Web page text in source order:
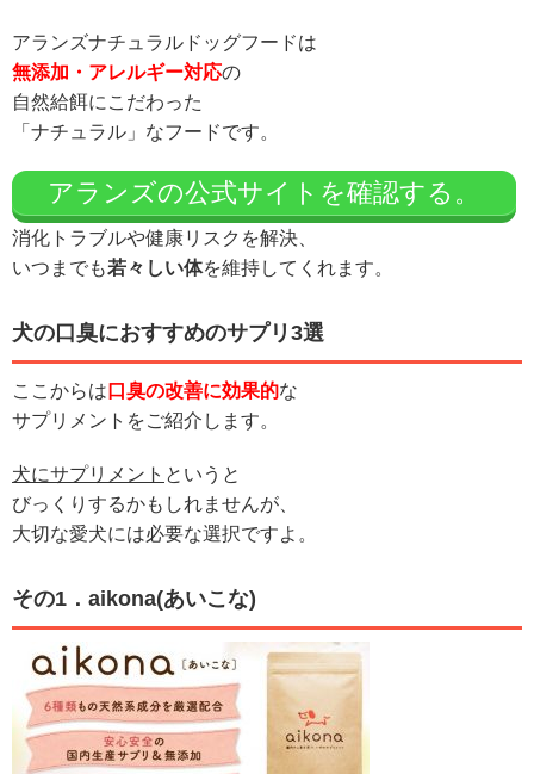
アランズナチュラルドッグフードは
無添加・アレルギー対応の
自然給餌にこだわった
「ナチュラル」なフードです。
アランズの公式サイトを確認する。
消化トラブルや健康リスクを解決、
いつまでも若々しい体を維持してくれます。
犬の口臭におすすめのサプリ3選
ここからは 口臭の改善に効果的な
サプリメントをご紹介します。
犬にサプリメント というと
びっくりするかもしれませんが、
大切な愛犬には必要な選択ですよ。
その1．aikona(あいこな)